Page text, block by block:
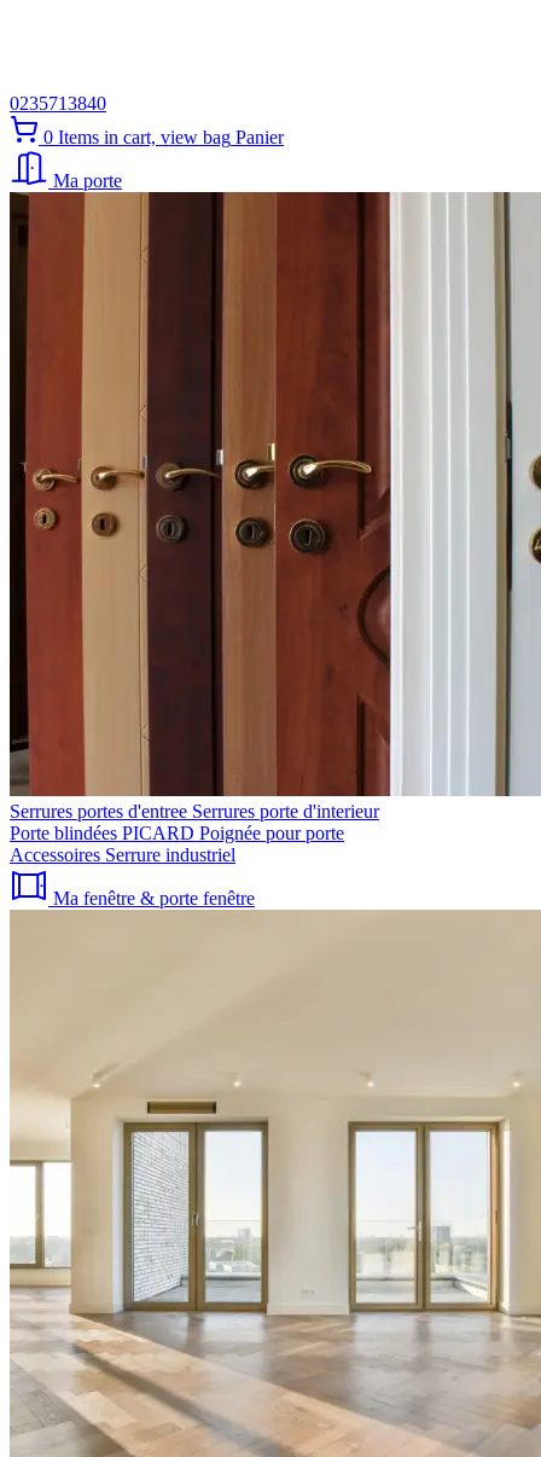
0235713840
0 Items in cart, view bag Panier
Ma porte
Serrures portes d'entree Serrures porte d'interieur
Porte blindées PICARD Poignée pour porte
Accessoires Serrure industriel
Ma fenêtre & porte fenêtre